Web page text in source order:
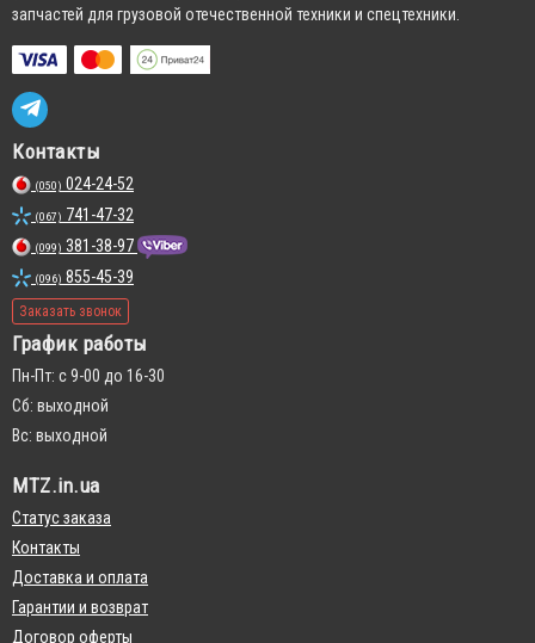
запчастей для грузовой отечественной техники и спецтехники.
Контакты
(050) 024-24-52
(067) 741-47-32
(099) 381-38-97
(096) 855-45-39
Заказать звонок
График работы
Пн-Пт: с 9-00 до 16-30
Сб: выходной
Вс: выходной
MTZ.in.ua
Статус заказа
Контакты
Доставка и оплата
Гарантии и возврат
Договор оферты